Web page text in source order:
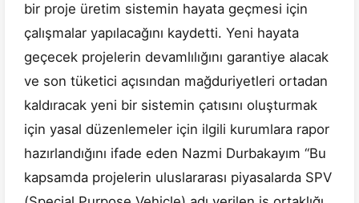
bir proje üretim sistemin hayata geçmesi için
çalışmalar yapılacağını kaydetti. Yeni hayata
geçecek projelerin devamlılığını garantiye alacak
ve son tüketici açısından mağduriyetleri ortadan
kaldıracak yeni bir sistemin çatısını oluşturmak
için yasal düzenlemeler için ilgili kurumlara rapor
hazırlandığını ifade eden Nazmi Durbakayım “Bu
kapsamda projelerin uluslararası piyasalarda SPV